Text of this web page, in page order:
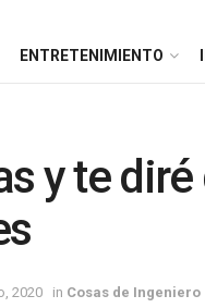
ENTRETENIMIENTO
y te
2020 in Cosas de Ingeniero